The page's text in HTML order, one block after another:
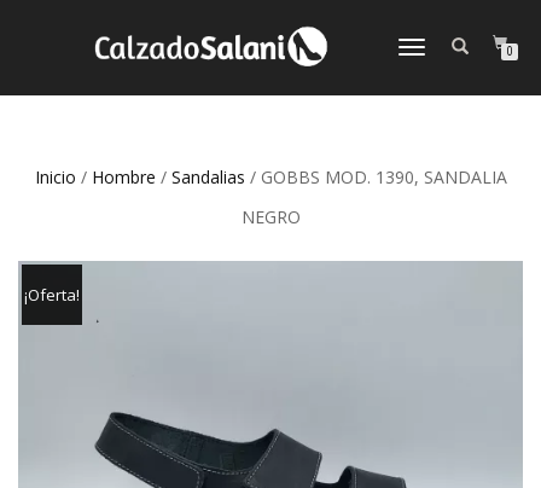
CAMBIAR
0
Inicio / Hombre / Sandalias / GOBBS MOD. 1390, SANDALIA
NEGRO
¡Oferta!